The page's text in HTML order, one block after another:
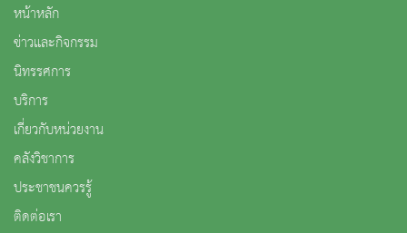
หน้าหลัก
ข่าวและกิจกรรม
นิทรรศการ
บริการ
เกี่ยวกับหน่วยงาน
คลังวิชาการ
ประชาชนควรรู้
ติดต่อเรา